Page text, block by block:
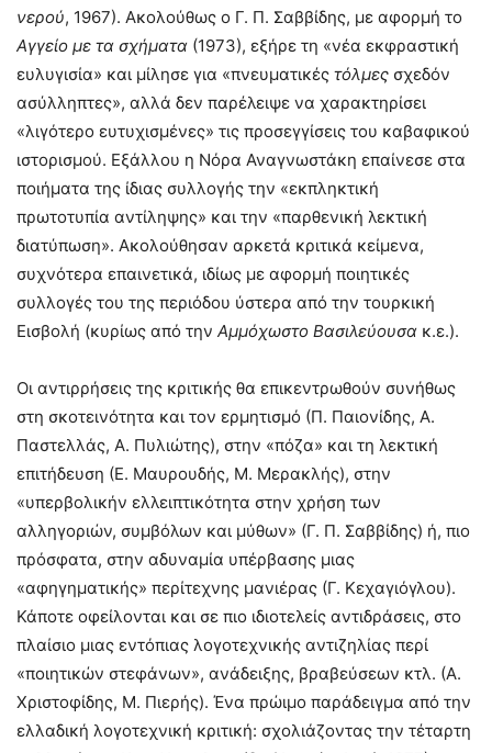
νερού, 1967). Ακολούθως ο Γ. Π. Σαββίδης, με αφορμή το
Αγγείο με τα σχήματα (1973), εξήρε τη «νέα εκφραστική
ευλυγισία» και μίλησε για «πνευματικές τόλμες σχεδόν
ασύλληπτες», αλλά δεν παρέλειψε να χαρακτηρίσει
«λιγότερο ευτυχισμένες» τις προσεγγίσεις του καβαφικού
ιστορισμού. Εξάλλου η Νόρα Αναγνωστάκη επαίνεσε στα
ποιήματα της ίδιας συλλογής την «εκπληκτική
πρωτοτυπία αντίληψης» και την «παρθενική λεκτική
διατύπωση». Ακολούθησαν αρκετά κριτικά κείμενα,
συχνότερα επαινετικά, ιδίως με αφορμή ποιητικές
συλλογές του της περιόδου ύστερα από την τουρκική
Εισβολή (κυρίως από την Αμμόχωστο Βασιλεύουσα κ.ε.).
Οι αντιρρήσεις της κριτικής θα επικεντρωθούν συνήθως
στη σκοτεινότητα και τον ερμητισμό (Π. Παιονίδης, Α.
Παστελλάς, Α. Πυλιώτης), στην «πόζα» και τη λεκτική
επιτήδευση (Ε. Μαυρουδής, Μ. Μερακλής), στην
«υπερβολικήν ελλειπτικότητα στην χρήση των
αλληγοριών, συμβόλων και μύθων» (Γ. Π. Σαββίδης) ή, πιο
πρόσφατα, στην αδυναμία υπέρβασης μιας
«αφηγηματικής» περίτεχνης μανιέρας (Γ. Κεχαγιόγλου).
Κάποτε οφείλονται και σε πιο ιδιοτελείς αντιδράσεις, στο
πλαίσιο μιας εντόπιας λογοτεχνικής αντιζηλίας περί
«ποιητικών στεφάνων», ανάδειξης, βραβεύσεων κτλ. (Α.
Χριστοφίδης, Μ. Πιερής). Ένα πρώιμο παράδειγμα από την
ελλαδική λογοτεχνική κριτική: σχολιάζοντας την τέταρτη